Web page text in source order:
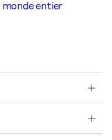
monde entier